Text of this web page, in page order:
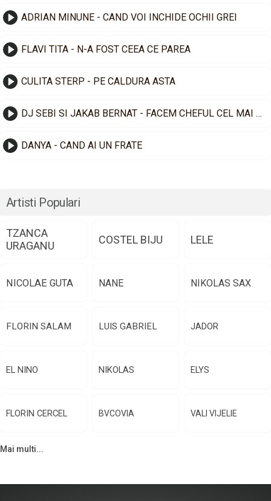
ADRIAN MINUNE - CAND VOI INCHIDE OCHII GREI
FLAVI TITA - N-A FOST CEEA CE PAREA
CULITA STERP - PE CALDURA ASTA
DJ SEBI SI JAKAB BERNAT - FACEM CHEFUL CEL MAI TARE
DANYA - CAND AI UN FRATE
Artisti Populari
TZANCA
URAGANU
COSTEL BIJU LELE
NICOLAE GUTA NANE NIKOLAS SAX
FLORIN SALAM LUIS GABRIEL JADOR
EL NINO NIKOLAS ELYS
FLORIN CERCEL BVCOVIA VALI VIJELIE
Mai multi...